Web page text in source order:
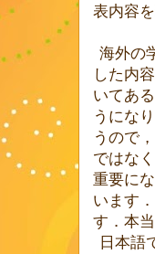
表内容
海外の
した内
いてあ
うにな
うので
ではな
重要に
います
す．本当
日本語